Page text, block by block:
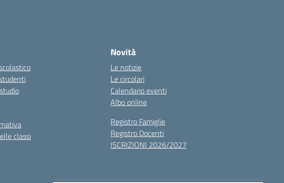
classi
Novità
Le notizie
Le circolari
Calendario eventi
Albo online
Registro Famiglie
Registro Docenti
ISCRIZIONI 2026/2027